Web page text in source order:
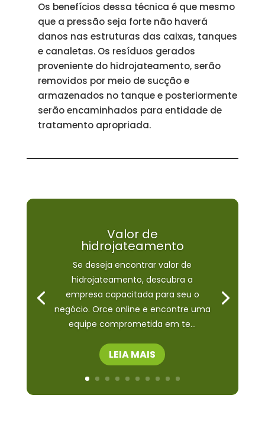
Os benefícios dessa técnica é que mesmo
que a pressão seja forte não haverá
danos nas estruturas das caixas, tanques
e canaletas. Os resíduos gerados
proveniente do hidrojateamento, serão
removidos por meio de sucção e
armazenados no tanque e posteriormente
serão encaminhados para entidade de
tratamento apropriada.
Valor de
hidrojateamento
Se deseja encontrar valor de
hidrojateamento, descubra a
empresa capacitada para seu o
negócio. Orce online e encontre uma
equipe comprometida em te...
LEIA MAIS